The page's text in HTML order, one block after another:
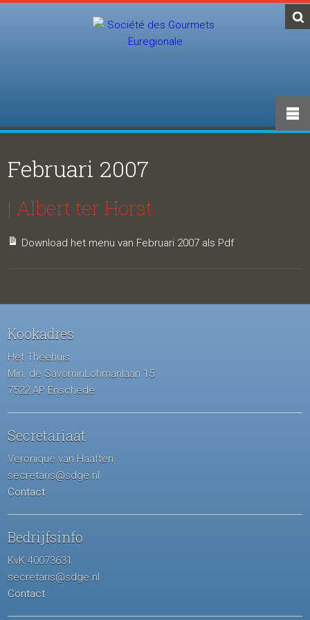
Februari 2007
| Albert ter Horst
Download het menu van Februari 2007 als Pdf
Kookadres
Het Theehuis
Min. de SavorninLohmanlaan 15
7522 AP Enschede
Secretariaat
Veronique van Haaften
secretaris@sdge.nl
Contact
Bedrijfsinfo
KvK 40073631
secretaris@sdge.nl
Contact